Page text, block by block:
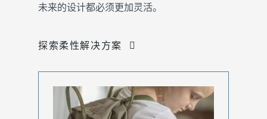
未来的设计都必须更加灵活。
探索柔性解决方案